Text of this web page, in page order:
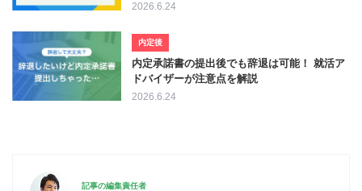
2026.6.24
内定後
内定承諾書の提出後でも辞退は可能！ 就活ア
ドバイザーが注意点を解説
2026.6.24
記事の編集責任者